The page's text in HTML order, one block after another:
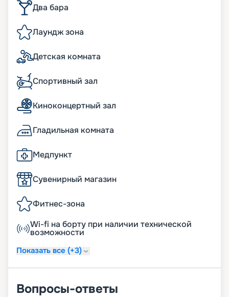
Два бара
Лаундж зона
Детская комната
Спортивный зал
Киноконцертный зал
Гладильная комната
Медпункт
Сувенирный магазин
Фитнес-зона
Wi-fi на борту при наличии технической
возможности
Показать все (+3)
Вопросы-ответы